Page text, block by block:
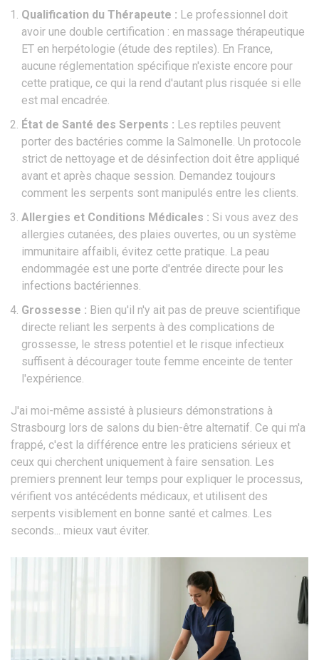
Qualification du Thérapeute : Le professionnel doit
avoir une double certification : en massage thérapeutique
ET en herpétologie (étude des reptiles). En France,
aucune réglementation spécifique n'existe encore pour
cette pratique, ce qui la rend d'autant plus risquée si elle
est mal encadrée.
État de Santé des Serpents : Les reptiles peuvent
porter des bactéries comme la Salmonelle. Un protocole
strict de nettoyage et de désinfection doit être appliqué
avant et après chaque session. Demandez toujours
comment les serpents sont manipulés entre les clients.
Allergies et Conditions Médicales : Si vous avez des
allergies cutanées, des plaies ouvertes, ou un système
immunitaire affaibli, évitez cette pratique. La peau
endommagée est une porte d'entrée directe pour les
infections bactériennes.
Grossesse : Bien qu'il n'y ait pas de preuve scientifique
directe reliant les serpents à des complications de
grossesse, le stress potentiel et le risque infectieux
suffisent à décourager toute femme enceinte de tenter
l'expérience.
J'ai moi-même assisté à plusieurs démonstrations à
Strasbourg lors de salons du bien-être alternatif. Ce qui m'a
frappé, c'est la différence entre les praticiens sérieux et
ceux qui cherchent uniquement à faire sensation. Les
premiers prennent leur temps pour expliquer le processus,
vérifient vos antécédents médicaux, et utilisent des
serpents visiblement en bonne santé et calmes. Les
seconds... mieux vaut éviter.